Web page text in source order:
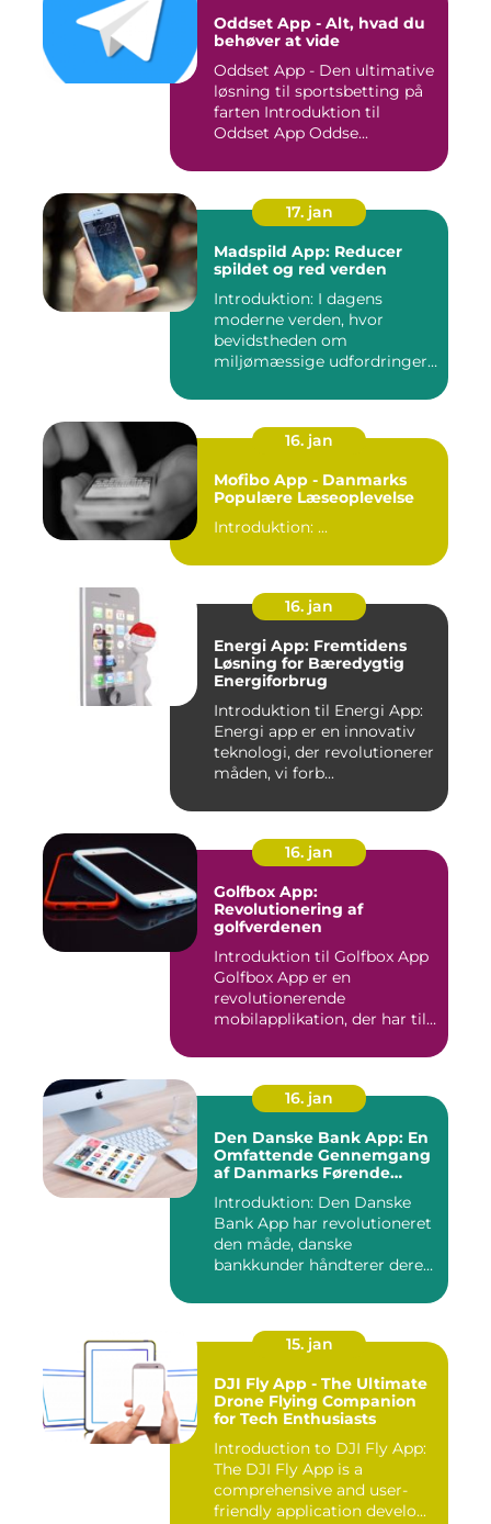
Oddset App - Alt, hvad du
behøver at vide
Oddset App - Den ultimative
løsning til sportsbetting på
farten Introduktion til
Oddset App Oddse...
17. jan
Madspild App: Reducer
spildet og red verden
Introduktion: I dagens
moderne verden, hvor
bevidstheden om
miljømæssige udfordringer
16. jan
Mofibo App - Danmarks
Populære Læseoplevelse
Introduktion: ...
16. jan
Energi App: Fremtidens
Løsning for Bæredygtig
Energiforbrug
Introduktion til Energi App:
Energi app er en innovativ
teknologi, der revolutionerer
måden, vi forb...
16. jan
Golfbox App:
Revolutionering af
golfverdenen
Introduktion til Golfbox App
Golfbox App er en
revolutionerende
mobilapplikation, der har til
16. jan
Den Danske Bank App: En
Omfattende Gennemgang
af Danmarks Førende
Introduktion: Den Danske
Bank App har revolutioneret
den måde, danske
bankkunder håndterer deres
15. jan
DJI Fly App - The Ultimate
Drone Flying Companion
for Tech Enthusiasts
Introduction to DJI Fly App:
The DJI Fly App is a
comprehensive and user-
friendly application develo...